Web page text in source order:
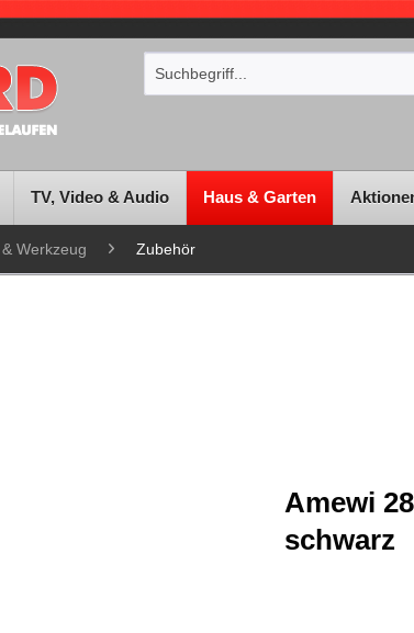
TV, Video & Audio Haus & Garten
Werkzeug Zubehör
Amewi
schwarz